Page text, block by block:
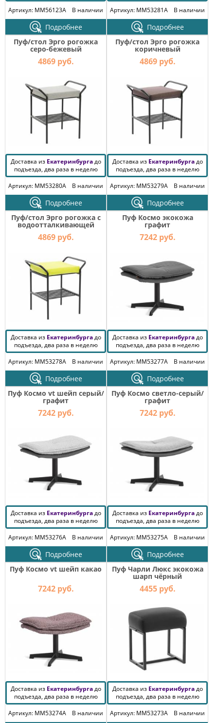
Артикул: MM56123A
В наличии
Подробнее
Артикул: MM53281A
В наличии
Подробнее
Пуф/стол Эрго рогожка
серо-бежевый
4869 руб.
Доставка из Екатеринбургадо
подъезда, два раза в неделю
Артикул: MM53280A
В наличии
Подробнее
Пуф/стол Эрго рогожка
коричневый
4869 руб.
Доставка из Екатеринбургадо
подъезда, два раза в неделю
Артикул: MM53279A
В наличии
Подробнее
Пуф/стол Эрго рогожка с
водоотталкивающей
пропиткой лайм
4869 руб.
Доставка из Екатеринбургадо
подъезда, два раза в неделю
Артикул: MM53278A
В наличии
Подробнее
Пуф Космо экокожа
графит
7242 руб.
Доставка из Екатеринбургадо
подъезда, два раза в неделю
Артикул: MM53277A
В наличии
Подробнее
Пуф Космо vt шейп серый/
графит
7242 руб.
Доставка из Екатеринбургадо
подъезда, два раза в неделю
Артикул: MM53276A
В наличии
Подробнее
Пуф Космо светло-серый/
графит
7242 руб.
Доставка из Екатеринбургадо
подъезда, два раза в неделю
Артикул: MM53275A
В наличии
Подробнее
Пуф Космо vt шейп какао
7242 руб.
Доставка из Екатеринбургадо
подъезда, два раза в неделю
Артикул: MM53274A
В наличии
Пуф Чарли Люкс экокожа
шарп чёрный
4455 руб.
Доставка из Екатеринбургадо
подъезда, два раза в неделю
Артикул: MM53273A
В наличии
МЕБЕЛЬ-
ТРАНСФОРМЕР
РАЗНАЯ
ЖУРНАЛЬНЫЕ
СТОЛЫ
ТУАЛЕТНЫЕ
СТОЛИКИ
БАНКЕТКИ
ДИВАНЧИКИ
САДОВАЯ
МЕБЕЛЬ
ЗЕРКАЛА
ФАБРИКИ